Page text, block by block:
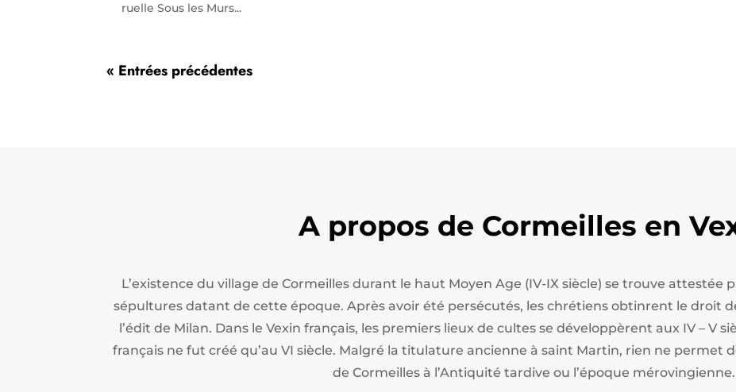
ruelle Sous les Murs...
« Entrées précédentes
A propos de Cormeilles en
L’existence du village de Cormeilles durant le haut Moyen Age (IV-IX siècle) se trouve attestée
sépultures datant de cette époque. Après avoir été persécutés, les chrétiens obtinrent le droit
l’édit de Milan. Dans le Vexin français, les premiers lieux de cultes se développèrent aux IV – V
français ne fut créé qu’au VI siècle. Malgré la titulature ancienne à saint Martin, rien ne permet
de Cormeilles à l’Antiquité tardive ou l’époque mérovingienne.